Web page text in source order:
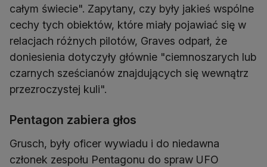
całym świecie". Zapytany, czy były jakieś wspólne
cechy tych obiektów, które miały pojawiać się w
relacjach różnych pilotów, Graves odparł, że
doniesienia dotyczyły głównie "ciemnoszarych lub
czarnych sześcianów znajdujących się wewnątrz
przezroczystej kuli".
Pentagon zabiera głos
Grusch, były oficer wywiadu i do niedawna
członek zespołu Pentagonu do spraw UFO